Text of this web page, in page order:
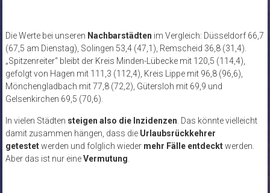
Die Werte bei unseren Nachbarstädten im Vergleich: Düsseldorf 66,7
(67,5 am Dienstag), Solingen 53,4 (47,1), Remscheid 36,8 (31,4).
„Spitzenreiter“ bleibt der Kreis Minden-Lübecke mit 120,5 (114,4),
gefolgt von Hagen mit 111,3 (112,4), Kreis Lippe mit 96,8 (96,6),
Mönchengladbach mit 77,8 (72,2), Gütersloh mit 69,9 und
Gelsenkirchen 69,5 (70,6).
In vielen Städten steigen also die Inzidenzen. Das könnte vielleicht
damit zusammen hängen, dass die Urlaubsrückkehrer
getestetwerden und folglich wieder mehr Fälle entdecktwerden.
Aber das ist nur eineVermutung.